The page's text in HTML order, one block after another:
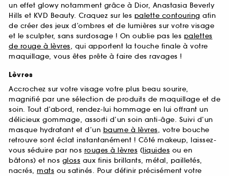
un effet glowy notamment grâce à Dior, Anastasia Beverly
Hills et KVD Beauty. Craquez sur les palette contouring afin
de créer des jeux d’ombres et de lumières sur votre visage
et le sculpter, sans surdosage ! On oublie pas les palettes
de rouge à lèvres, qui apportent la touche finale à votre
maquillage, vous êtes prête à faire des ravages !
Lèvres
Accrochez sur votre visage votre plus beau sourire,
magnifié par une sélection de produits de maquillage et de
soin. Tout d’abord, rendez-lui hommage en lui offrant un
délicieux gommage, assorti d’un soin anti-âge. Suivi d’un
masque hydratant et d’un baume à lèvres, votre bouche
retrouve sont éclat instantanément ! Côté makeup, laissez-
vous séduire par nos rouges à lèvres (liquides ou en
bâtons) et nos gloss aux finis brillants, métal, pailletés,
nacrés, mats ou satinés. Pour définir précisément votre